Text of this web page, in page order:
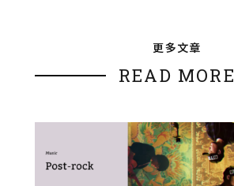
更多文章
READ MORE